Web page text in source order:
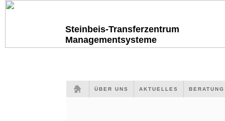
Steinbeis-Transferzentrum
Managementsysteme
ÜBER UNS AKTUELLES